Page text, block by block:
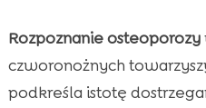
Rozpoznanie osteoporozy
czworonożnych
podkreśla istotę